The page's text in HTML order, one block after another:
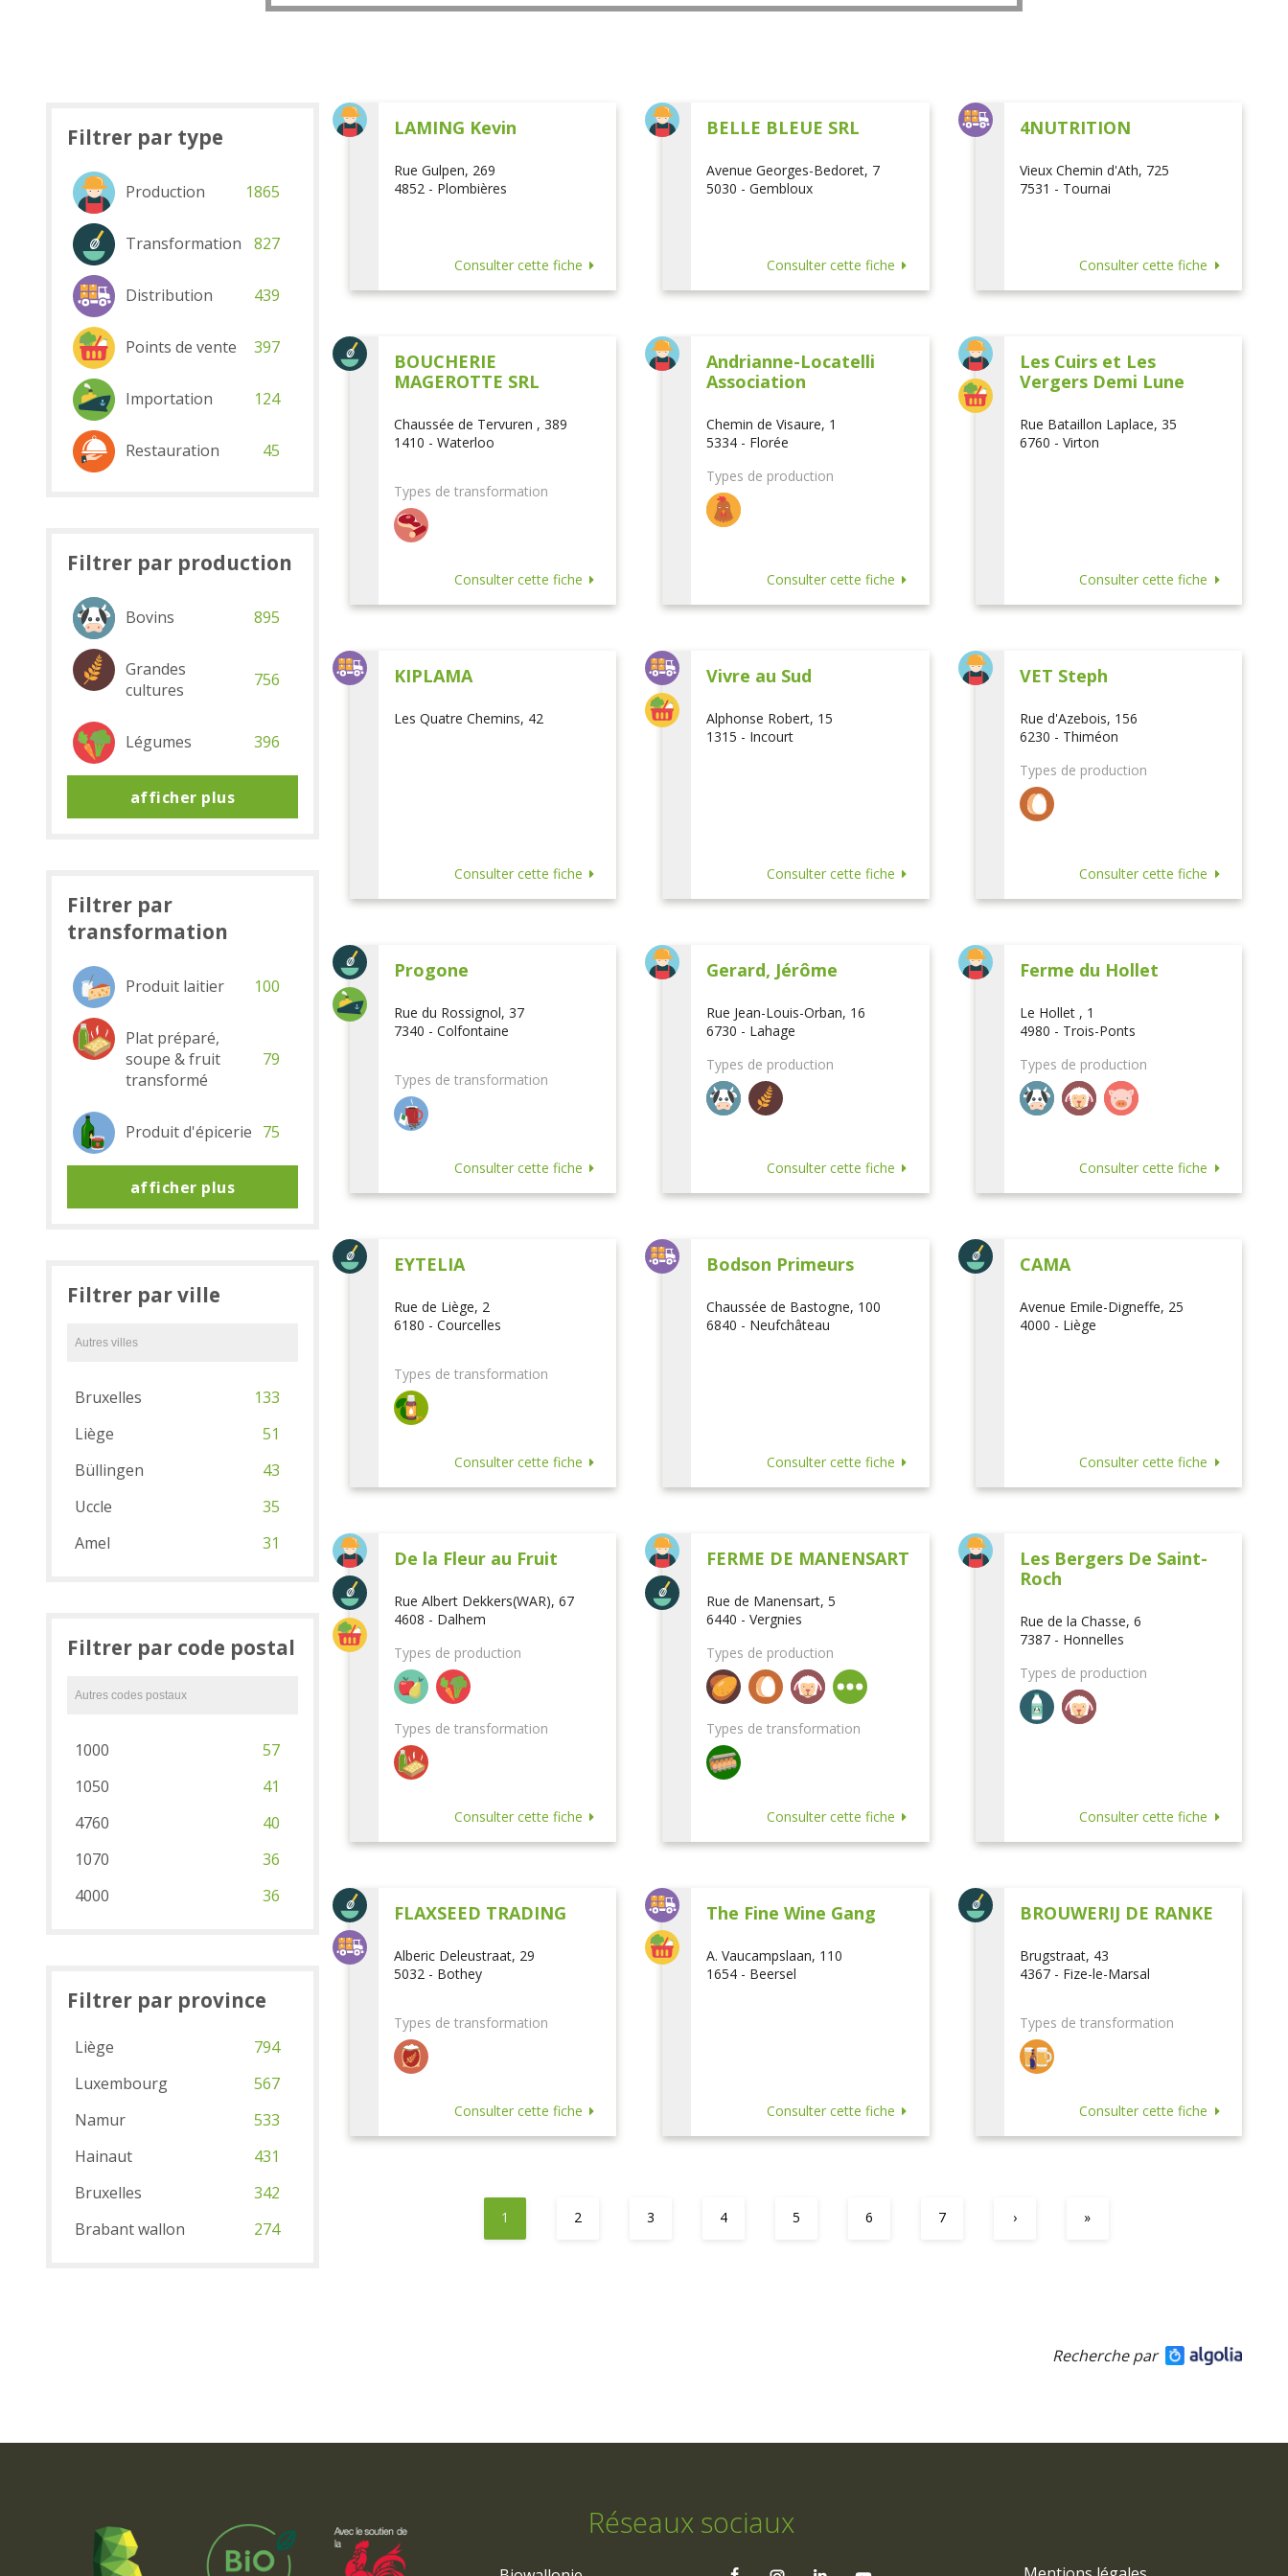
LAMING Kevin
Rue Gulpen, 269
4852 - Plombières
Consulter cette fiche
BELLE BLEUE SRL
Avenue Georges-Bedoret, 7
5030 - Gembloux
Consulter cette fiche
4NUTRITION
Vieux Chemin d'Ath, 725
7531 - Tournai
Consulter cette fiche
BOUCHERIE
MAGEROTTE SRL
Chaussée de Tervuren , 389
1410 - Waterloo
Types de transformation
Consulter cette fiche
Andrianne-Locatelli
Association
Chemin de Visaure, 1
5334 - Florée
Types de production
Consulter cette fiche
Les Cuirs et Les
Vergers Demi Lune
Rue Bataillon Laplace, 35
6760 - Virton
Consulter cette fiche
KIPLAMA
Les Quatre Chemins, 42
Consulter cette fiche
Vivre au Sud
Alphonse Robert, 15
1315 - Incourt
Consulter cette fiche
VET Steph
Rue d'Azebois, 156
6230 - Thiméon
Types de production
Consulter cette fiche
Progone
Rue du Rossignol, 37
7340 - Colfontaine
Types de transformation
Consulter cette fiche
Gerard, Jérôme
Rue Jean-Louis-Orban, 16
6730 - Lahage
Types de production
Consulter cette fiche
Ferme du Hollet
Le Hollet , 1
4980 - Trois-Ponts
Types de production
Consulter cette fiche
EYTELIA
Rue de Liège, 2
6180 - Courcelles
Types de transformation
Consulter cette fiche
Bodson Primeurs
Chaussée de Bastogne, 100
6840 - Neufchâteau
Consulter cette fiche
CAMA
Avenue Emile-Digneffe, 25
4000 - Liège
Consulter cette fiche
De la Fleur au Fruit
Rue Albert Dekkers(WAR), 67
4608 - Dalhem
Types de production
Types de transformation
Consulter cette fiche
FERME DE MANENSART
Rue de Manensart, 5
6440 - Vergnies
Types de production
Types de transformation
Consulter cette fiche
Les Bergers De Saint-
Roch
Rue de la Chasse, 6
7387 - Honnelles
Types de production
Consulter cette fiche
FLAXSEED TRADING
Alberic Deleustraat, 29
5032 - Bothey
Types de transformation
Consulter cette fiche
The Fine Wine Gang
A. Vaucampslaan, 110
1654 - Beersel
Consulter cette fiche
BROUWERIJ DE RANKE
Brugstraat, 43
4367 - Fize-le-Marsal
Types de transformation
Consulter cette fiche
1 2 3 4 5 6 7 › »
Filtrer par type
Production 1865
Transformation 827
Distribution 439
Points de vente 397
Importation 124
Restauration 45
Filtrer par production
Bovins 895
Grandes
cultures
756
Légumes 396
afficher plus
Filtrer par
transformation
Produit laitier 100
Plat préparé,
soupe & fruit
transformé
79
Produit d'épicerie 75
afficher plus
Filtrer par ville
Bruxelles
133
Liège
51
Büllingen
43
Uccle
35
Amel
31
Filtrer par code postal
1000
57
1050
41
4760
40
1070
36
4000
36
Filtrer par province
Liège
794
Luxembourg
567
Namur
533
Hainaut
431
Bruxelles
342
Brabant wallon
274
Recherche par
Réseaux sociaux